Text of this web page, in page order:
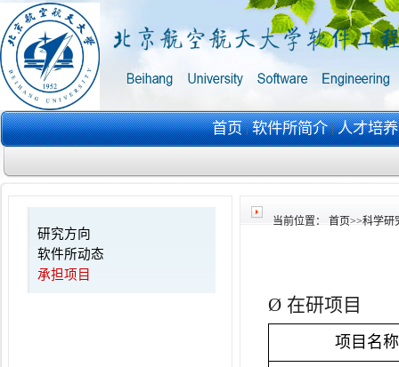
首页|软件所简介|人才培
研究方向
软件所动态
承担项目
当前位置： 首页>>科学研
Ø 在研项目
项目名称